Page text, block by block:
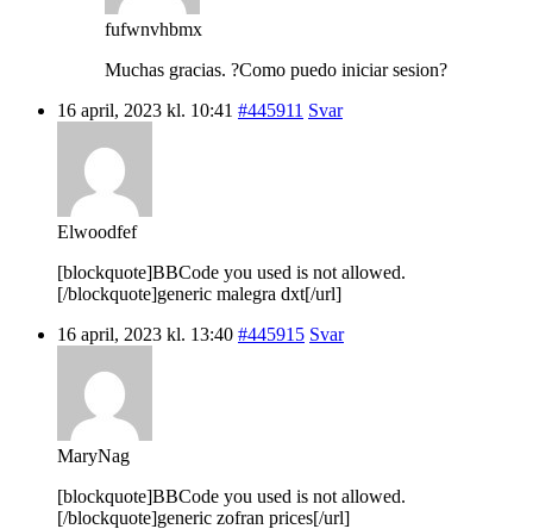
fufwnvhbmx
Muchas gracias. ?Como puedo iniciar sesion?
16 april, 2023 kl. 10:41 #445911 Svar
Elwoodfef
[blockquote]BBCode you used is not allowed.
[/blockquote]generic malegra dxt[/url]
16 april, 2023 kl. 13:40 #445915 Svar
MaryNag
[blockquote]BBCode you used is not allowed.
[/blockquote]generic zofran prices[/url]